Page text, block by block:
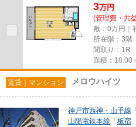
3万円
(管理費・共
敷：0万円｜
所在階：3階
間取り：1R
面積：18.00
賃貸｜マンション メロウハイツ
神戸市西神・山手線 「
山陽電鉄本線 「 板宿